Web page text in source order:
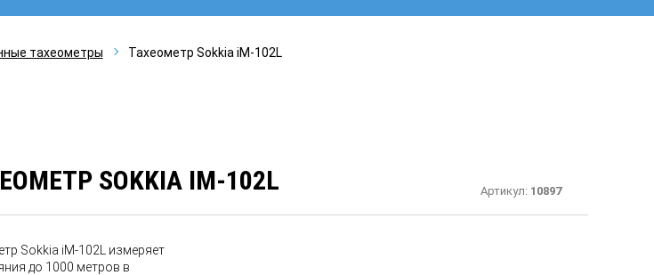
тахеометры Тахеометр Sokkia iM-102L
SOKKIA IM-102L Артикул: 10897
Sokkia iM-102L измеряет
до 1000 метров в